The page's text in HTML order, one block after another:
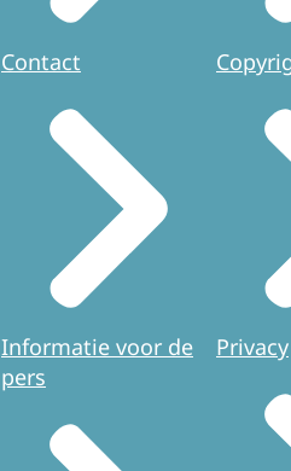
Contact
Informatie voor de
pers
Privacy